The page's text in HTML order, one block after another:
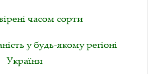
часом сорти
у будь-якому регіоні
України